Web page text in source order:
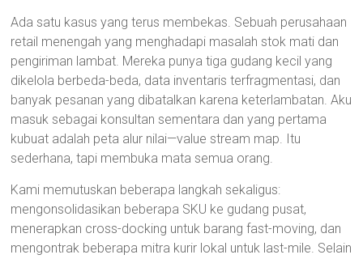
Ada satu kasus yang terus membekas. Sebuah perusahaan
retail menengah yang menghadapi masalah stok mati dan
pengiriman lambat. Mereka punya tiga gudang kecil yang
dikelola berbeda-beda, data inventaris terfragmentasi, dan
banyak pesanan yang dibatalkan karena keterlambatan. Aku
masuk sebagai konsultan sementara dan yang pertama
kubuat adalah peta alur nilai—value stream map. Itu
sederhana, tapi membuka mata semua orang.
Kami memutuskan beberapa langkah sekaligus:
mengonsolidasikan beberapa SKU ke gudang pusat,
menerapkan cross-docking untuk barang fast-moving, dan
mengontrak beberapa mitra kurir lokal untuk last-mile. Selain